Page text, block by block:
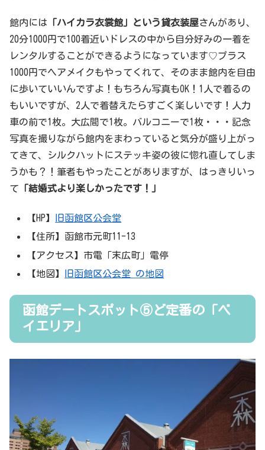
館内には 「ハイカラ衣裳館」という貸衣装屋さんがあり、
20分1000円で100着近いドレスの中から自分好みの一着を
レンタルすることができるようになっています♡プラス
1000円でヘアメイクもやってくれて、そのまま館内を自由
に歩いていいんですよ！もちろん写真もOK！1人で着るの
もいいですが、2人で着替えたらすごく楽しいです！人力
車の前で1枚。大広間で1枚。バルコニーで1枚・・・記念
写真を撮りながら館内をまわっていると気分が盛り上がっ
てきて、シルクハットにステッキ姿の彼に惚れ直してしま
うかも？！筆者もやったことがありますが、はっきりいっ
て 「結婚式より楽しかったです！」
【HP】
旧函館区公会堂
【住所】函館市元町11-13
【アクセス】市電「末広町」電停
【地図】
旧函館区公会堂 の地図
函館デートスポット⑤ど定番の「ベ
イエリア」